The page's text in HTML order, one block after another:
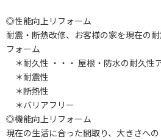
◎性能向上リフォーム
耐震・断熱改修、お客様の家を現在の
フォーム
＊耐久性 ・・・ 屋根・防水の耐久性
＊耐震性
＊断熱性
＊バリアフリー
◎機能向上リフォーム
現在の生活に合った間取り、大きさへ